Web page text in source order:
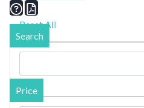
Reset All
Search
Price